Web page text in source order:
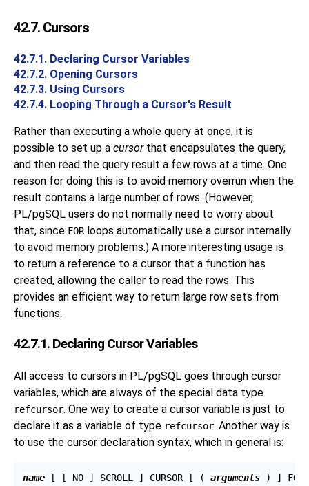
42.7. Cursors
42.7.1. Declaring Cursor Variables
42.7.2. Opening Cursors
42.7.3. Using Cursors
42.7.4. Looping Through a Cursor's Result
Rather than executing a whole query at once, it is
possible to set up a cursorthat encapsulates the query,
and then read the query result a few rows at a time. One
reason for doing this is to avoid memory overrun when the
result contains a large number of rows. (However,
PL/pgSQL users do not normally need to worry about
that, since FORloops automatically use a cursor internally
to avoid memory problems.) A more interesting usage is
to return a reference to a cursor that a function has
created, allowing the caller to read the rows. This
provides an efficient way to return large row sets from
functions.
42.7.1. Declaring Cursor Variables
All access to cursors in PL/pgSQL goes through cursor
variables, which are always of the special data type
refcursor. One way to create a cursor variable is just to
declare it as a variable of type refcursor. Another way is
to use the cursor declaration syntax, which in general is:
name [ [ NO ] SCROLL ] CURSOR [ ( arguments ) ] FOR